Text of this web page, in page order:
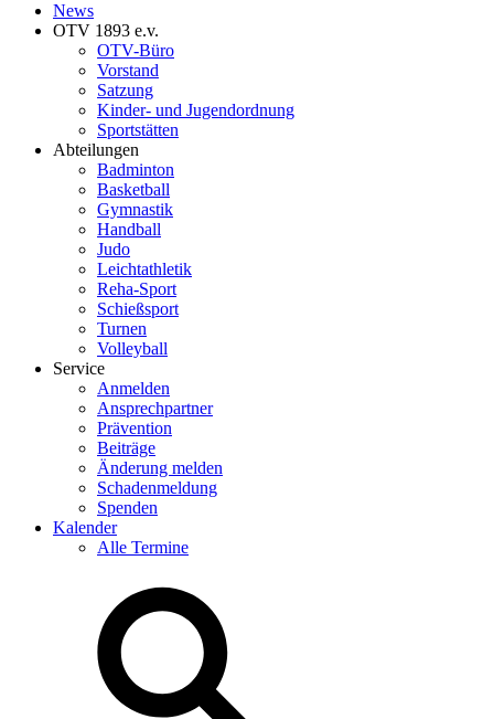
News
OTV 1893 e.v.
OTV-Büro
Vorstand
Satzung
Kinder- und Jugendordnung
Sportstätten
Abteilungen
Badminton
Basketball
Gymnastik
Handball
Judo
Leichtathletik
Reha-Sport
Schießsport
Turnen
Volleyball
Service
Anmelden
Ansprechpartner
Prävention
Beiträge
Änderung melden
Schadenmeldung
Spenden
Kalender
Alle Termine